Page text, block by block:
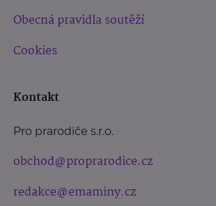
Obecná pravidla soutěží
Cookies
Kontakt
Pro prarodiče s.r.o.
obchod@proprarodice.cz
redakce@emaminy.cz